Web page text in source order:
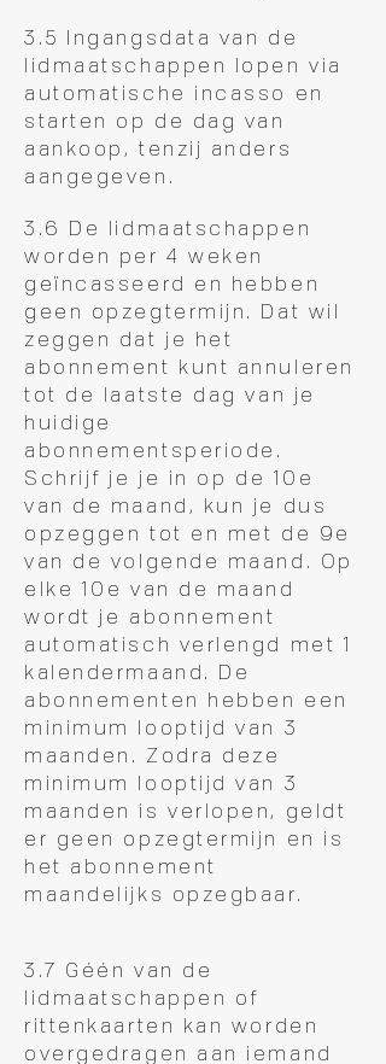
3.5 Ingangsdata van de
lidmaatschappen lopen via
automatische incasso en
starten op de dag van
aankoop, tenzij anders
aangegeven.
3.6 De lidmaatschappen
worden per 4 weken
geïncasseerd en hebben
geen opzegtermijn. Dat wil
zeggen dat je het
abonnement kunt annuleren
tot de laatste dag van je
huidige
abonnementsperiode.
Schrijf je je in op de 10e
van de maand, kun je dus
opzeggen tot en met de 9e
van de volgende maand. Op
elke 10e van de maand
wordt je abonnement
automatisch verlengd met 1
kalendermaand. De
abonnementen hebben een
minimum looptijd van 3
maanden. Zodra deze
minimum looptijd van 3
maanden is verlopen, geldt
er geen opzegtermijn en is
het abonnement
maandelijks opzegbaar.
3.7 Géén van de
lidmaatschappen of
rittenkaarten kan worden
overgedragen aan iemand